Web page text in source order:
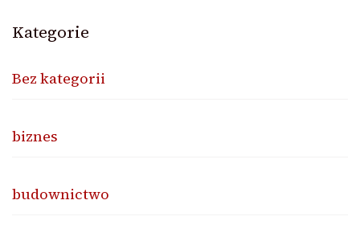
Kategorie
Bez kategorii
biznes
budownictwo